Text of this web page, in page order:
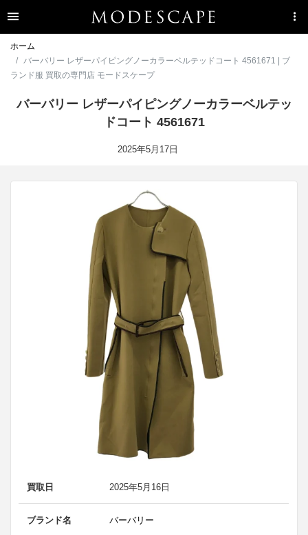
ホーム
バーバリー レザーパイピングノーカラーベルテッドコート 4561671 | ブ
ランド服 買取の専門店 モードスケープ
バーバリー レザーパイピングノーカラーベルテッ
ドコート 4561671
2025年5月17日
買取日 2025年5月16日
ブランド名 バーバリー